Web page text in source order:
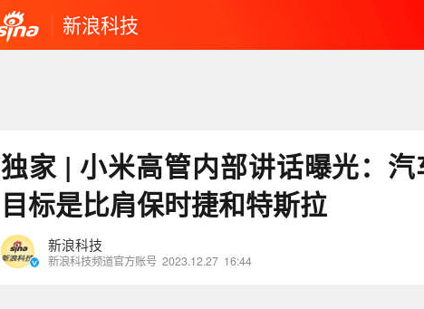
新浪科技
独家 | 小米高管内部讲话曝光：汽
目标是比肩保时捷和特斯拉
新浪科技
新浪科技频道官方账号 2023.12.27 16:44